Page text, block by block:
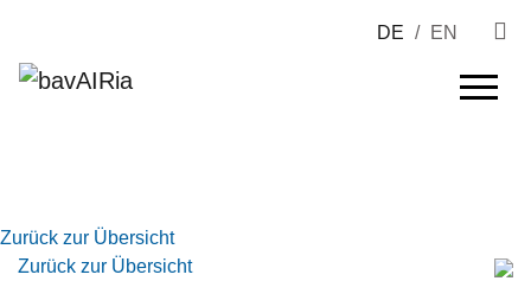
DE / EN
Zurück zur Übersicht
Zurück zur Übersicht